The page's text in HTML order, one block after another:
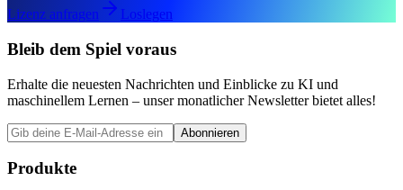
Lizenz anfragen Loslegen
Bleib dem Spiel voraus
Erhalte die neuesten Nachrichten und Einblicke zu KI und
maschinellem Lernen – unser monatlicher Newsletter bietet alles!
Abonnieren
Produkte